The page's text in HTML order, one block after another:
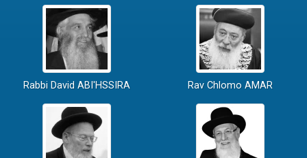
Rabbi David ABI'HSSIRA Rav Chlomo AMAR